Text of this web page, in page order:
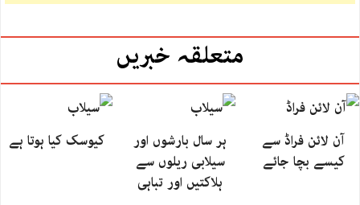
متعلقہ خبریں
آن لائن فراڈ سے
کیسے بچا جائے
ہر سال بارشوں اور
سیلابی ریلوں سے
ہلاکتیں اور تباہی
کیوسک کیا ہوتا ہے